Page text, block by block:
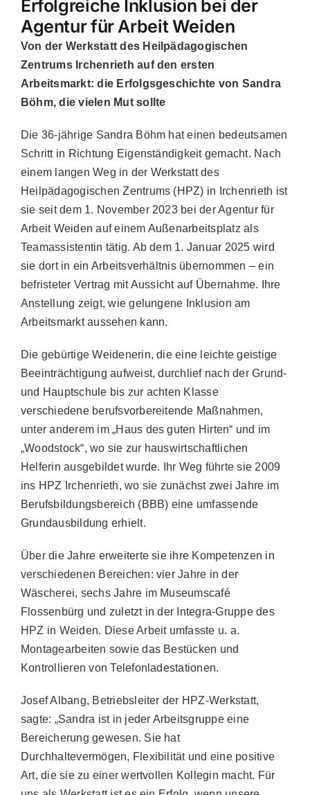
Erfolgreiche Inklusion bei der
Agentur für Arbeit Weiden
Von der Werkstatt des Heilpädagogischen
Zentrums Irchenrieth auf den ersten
Arbeitsmarkt: die Erfolgsgeschichte von Sandra
Böhm, die vielen Mut sollte
Die 36-jährige Sandra Böhm hat einen bedeutsamen
Schritt in Richtung Eigenständigkeit gemacht. Nach
einem langen Weg in der Werkstatt des
Heilpädagogischen Zentrums (HPZ) in Irchenrieth ist
sie seit dem 1. November 2023 bei der Agentur für
Arbeit Weiden auf einem Außenarbeitsplatz als
Teamassistentin tätig. Ab dem 1. Januar 2025 wird
sie dort in ein Arbeitsverhältnis übernommen – ein
befristeter Vertrag mit Aussicht auf Übernahme. Ihre
Anstellung zeigt, wie gelungene Inklusion am
Arbeitsmarkt aussehen kann.
Die gebürtige Weidenerin, die eine leichte geistige
Beeinträchtigung aufweist, durchlief nach der Grund-
und Hauptschule bis zur achten Klasse
verschiedene berufsvorbereitende Maßnahmen,
unter anderem im „Haus des guten Hirten“ und im
„Woodstock“, wo sie zur hauswirtschaftlichen
Helferin ausgebildet wurde. Ihr Weg führte sie 2009
ins HPZ Irchenrieth, wo sie zunächst zwei Jahre im
Berufsbildungsbereich (BBB) eine umfassende
Grundausbildung erhielt.
Über die Jahre erweiterte sie ihre Kompetenzen in
verschiedenen Bereichen: vier Jahre in der
Wäscherei, sechs Jahre im Museumscafé
Flossenbürg und zuletzt in der Integra-Gruppe des
HPZ in Weiden. Diese Arbeit umfasste u. a.
Montagearbeiten sowie das Bestücken und
Kontrollieren von Telefonladestationen.
Josef Albang, Betriebsleiter der HPZ-Werkstatt,
sagte: „Sandra ist in jeder Arbeitsgruppe eine
Bereicherung gewesen. Sie hat
Durchhaltevermögen, Flexibilität und eine positive
Art, die sie zu einer wertvollen Kollegin macht. Für